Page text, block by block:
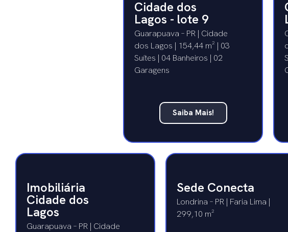
Cidade dos
Lagos - lote 9
Guarapuava – PR | Cidade
dos Lagos | 154,44 m² | 03
Suítes | 04 Banheiros | 02
Garagens
Saiba Mais!
Imobiliária
Cidade dos
Lagos
Guarapuava – PR | Cidade
Sede Conecta
Londrina – PR | Faria Lima |
299,10 m²